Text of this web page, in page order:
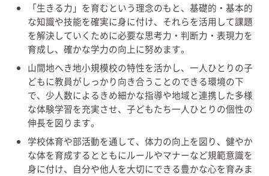
文字サイトマップリンク集プライバシーポリシー
「生きる力」を育むという理念のもと、基礎的・基本的
な知識や技能を確実に身に付け、それらを活用して課題
を解決していくために必要な思考力・判断力・表現力を
育成し、確かな学力の向上に努めます。
山間地へき地小規模校の特性を活かし、一人ひとりの子
どもに教員がしっかり向き合うことのできる環境の下
で、少人数によるきめ細かな指導や地域と連携した多様
な体験学習を充実させ、子どもたち一人ひとりの個性の
伸長を図ります。
学校体育や部活動を通して、体力の向上を図り、健やか
な体を育成するとともにルールやマナーなど規範意識を
身に付け、自分や他人を大切にできる豊かな心を育みま